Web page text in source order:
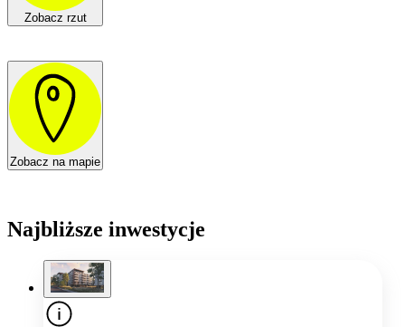
Zobacz rzut
Zobacz na mapie
Najbliższe inwestycje